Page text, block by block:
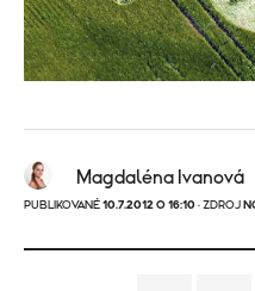
Magdaléna Ivanová
PUBLIKOVANÉ 10.7.2012 O 16:10 · ZDROJ